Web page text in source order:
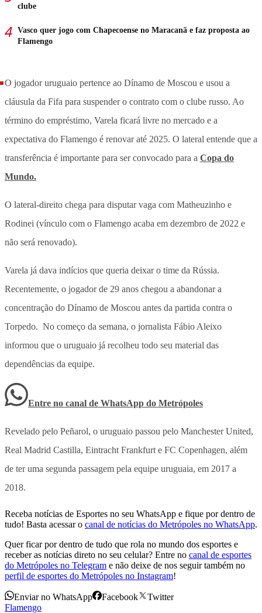
clube
Vasco quer jogo com Chapecoense no Maracanã e faz proposta ao
Flamengo
O jogador uruguaio pertence ao Dínamo de Moscou e usou a
cláusula da Fifa para suspender o contrato com o clube russo. Ao
término do empréstimo, Varela ficará livre no mercado e a
expectativa do Flamengo é renovar até 2025. O lateral entende que a
transferência é importante para ser convocado para a Copa do
Mundo.
O lateral-direito chega para disputar vaga com Matheuzinho e
Rodinei (vínculo com o Flamengo acaba em dezembro de 2022 e
não será renovado).
Varela já dava indícios que queria deixar o time da Rússia.
Recentemente, o jogador de 29 anos chegou a abandonar a
concentração do Dínamo de Moscou antes da partida contra o
Torpedo. No começo da semana, o jornalista Fábio Aleixo
informou que o uruguaio já recolheu todo seu material das
dependências da equipe.
Entre no canal de WhatsApp do Metrópoles
Revelado pelo Peñarol, o uruguaio passou pelo Manchester United,
Real Madrid Castilla, Eintracht Frankfurt e FC Copenhagen, além
de ter uma segunda passagem pela equipe uruguaia, em 2017 a
2018.
Receba notícias de Esportes no seu WhatsApp e fique por dentro de
tudo! Basta acessar o canal de notícias do Metrópoles no WhatsApp.
Quer ficar por dentro de tudo que rola no mundo dos esportes e
receber as notícias direto no seu celular? Entre no canal de esportes
do Metrópoles no Telegram e não deixe de nos seguir também no
perfil de esportes do Metrópoles no Instagram!
Enviar no WhatsApp Facebook
Twitter
Flamengo